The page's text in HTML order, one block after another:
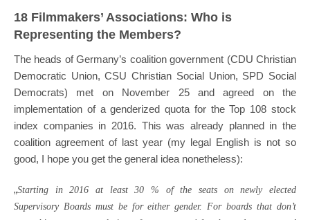
18 Filmmakers’ Associations: Who is
Representing the Members?
The heads of Germany’s coalition government (CDU Christian
Democratic Union, CSU Christian Social Union, SPD Social
Democrats) met on November 25 and agreed on the
implementation of a genderized quota for the Top 108 stock
index companies in 2016. This was already planned in the
coalition agreement of last year (my legal English is not so
good, I hope you get the general idea nonetheless):
„Starting in 2016 at least 30 % of the seats on newly elected
Supervisory Boards must be for either gender. For boards that don’t